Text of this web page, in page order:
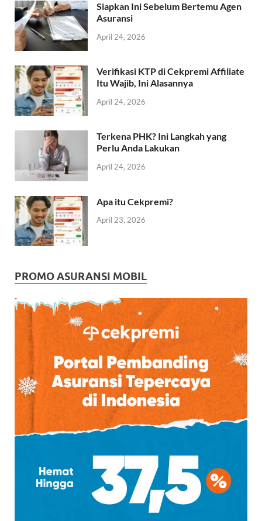
Siapkan Ini Sebelum Bertemu Agen
Asuransi
April 24, 2026
Verifikasi KTP di Cekpremi Affiliate
Itu Wajib, Ini Alasannya
April 24, 2026
Terkena PHK? Ini Langkah yang
Perlu Anda Lakukan
April 24, 2026
Apa itu Cekpremi?
April 23, 2026
PROMO ASURANSI MOBIL